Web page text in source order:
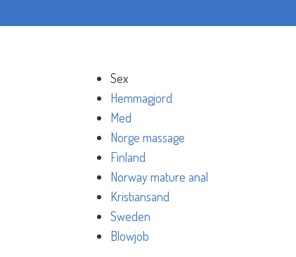
Sex
Hemmagjord
Med
Norge massage
Finland
Norway mature anal
Kristiansand
Sweden
Blowjob